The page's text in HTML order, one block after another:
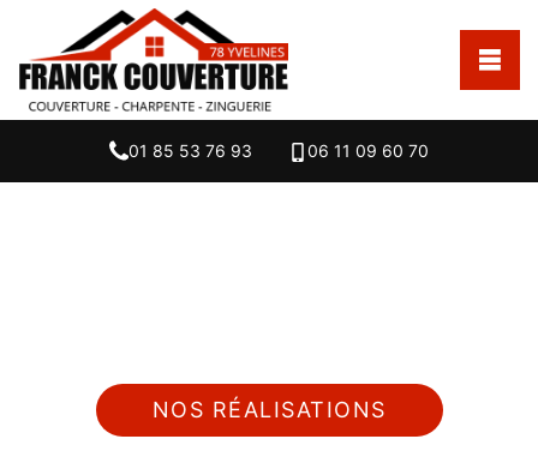
01 85 53 76 93 06 11 09 60 70
NOS RÉALISATIONS